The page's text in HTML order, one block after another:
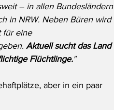
– in allen Bundesländern
in NRW. Neben Büren wird
für eine
Aktuell sucht das Land
Flüchtlinge."
aber in ein paar